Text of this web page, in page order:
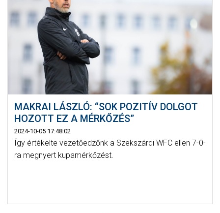
MAKRAI LÁSZLÓ: “SOK POZITÍV DOLGOT
HOZOTT EZ A MÉRKŐZÉS”
2024-10-05 17:48:02
Így értékelte vezetőedzőnk a Szekszárdi WFC ellen 7-0-
ra megnyert kupamérkőzést.